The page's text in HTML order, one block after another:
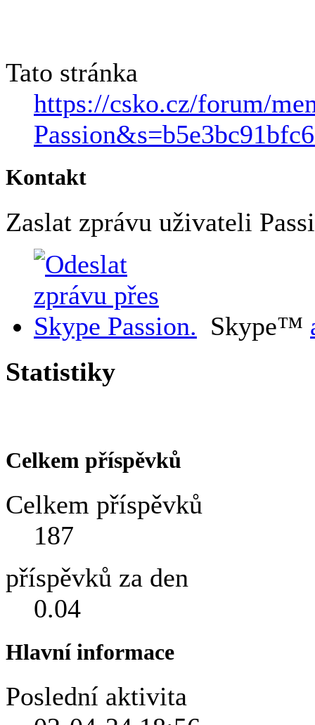
Tato stránka
https://csko.cz/forum/
Kontakt
Zaslat zprávu uživateli
Skype™
Statistiky
Celkem příspěvků
Celkem příspěvků
187
příspěvků za den
0.04
Hlavní informace
Poslední aktivita